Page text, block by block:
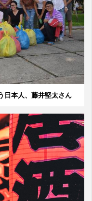
日本人、藤井堅太さん